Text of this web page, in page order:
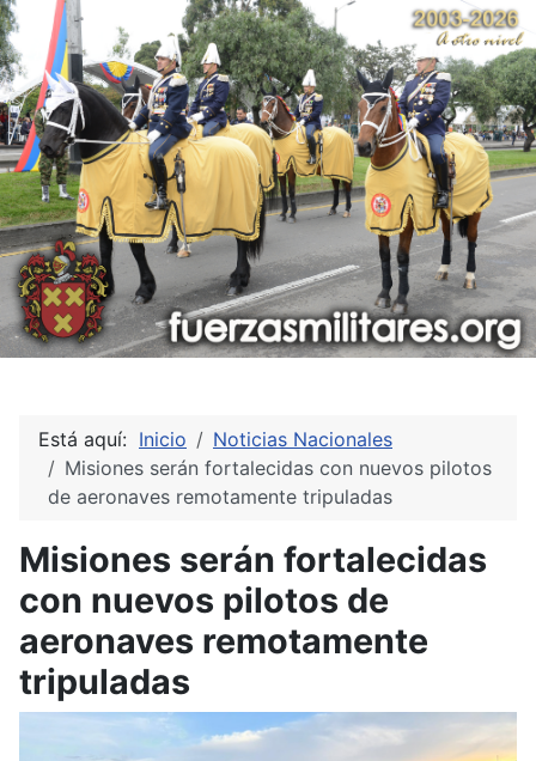
Está aquí: Inicio
Noticias Nacionales
Misiones serán fortalecidas con nuevos pilotos
de aeronaves remotamente tripuladas
Misiones serán fortalecidas
con nuevos pilotos de
aeronaves remotamente
tripuladas